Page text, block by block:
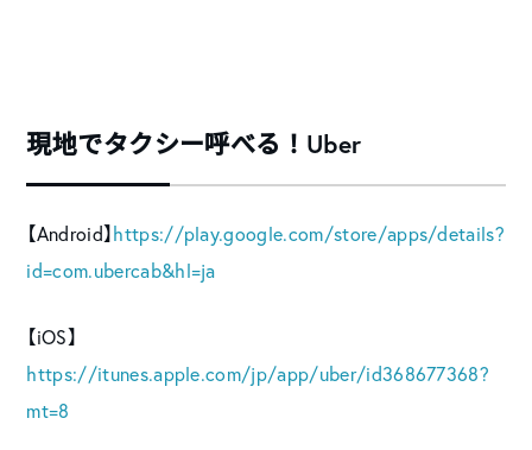
現地でタクシー呼べる！Uber
【Android】 https://play.google.com/store/apps/details?
id=com.ubercab&hl=ja
【iOS】
https://itunes.apple.com/jp/app/uber/id368677368?
mt=8